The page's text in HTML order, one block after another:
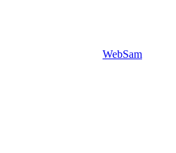
WebSam